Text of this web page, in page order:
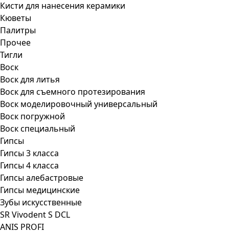
Кисти для нанесения керамики
Кюветы
Палитры
Прочее
Тигли
Воск
Воск для литья
Воск для съемного протезирования
Воск моделировочный универсальный
Воск погружной
Воск специальный
Гипсы
Гипсы 3 класса
Гипсы 4 класса
Гипсы алебастровые
Гипсы медицинские
Зубы искусственные
SR Vivodent S DCL
ANIS PROFI